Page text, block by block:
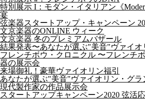
特別展示 I：モダン・イタリアン《
宴
弦楽器スタートアップ・キャンペーン
文京楽器のONLINE ウィーク
文京楽器 冬のプレミアムバザール
結果発表〜あなたが選ぶ"美音"ヴァイオ
フレンチボウ・クロニクル 〜フレンチ
器の展示会
来場御礼！豪華ヴァイオリン福引
あなたが選ぶ"美音"ヴァイオリン・グラ
現代製作家の作品展示会
スタートアップキャンペーン2020 弦活